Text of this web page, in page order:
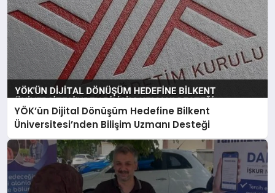
YÖK’ün Dijital Dönüşüm Hedefine Bilkent
Üniversitesi’nden Bilişim Uzmanı Desteği